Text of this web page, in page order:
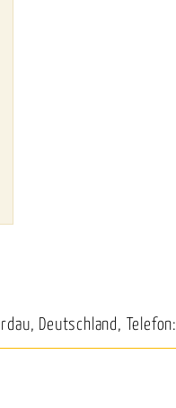
Deutschland,